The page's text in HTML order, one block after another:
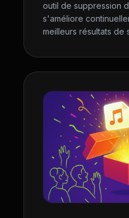
outil de suppression
s'améliore
meilleurs résultats de